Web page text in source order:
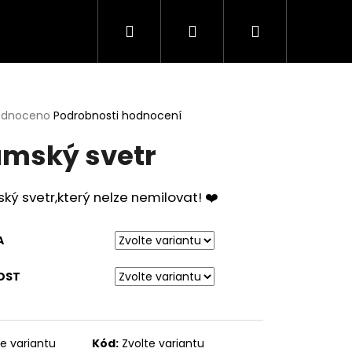
Obchodní podmínky
Hledat PřihlášeníNákupní
Podrobnosti hodnocení
svetr
svetr,který nelze nemilovat! ❤️
variantu Kód: Zvolte variantu